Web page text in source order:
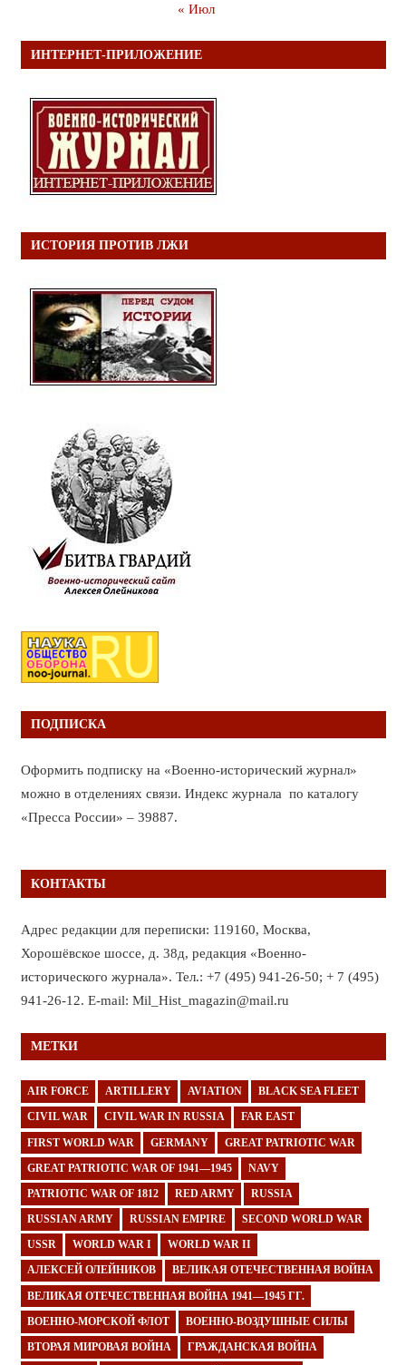
« Июл
ИНТЕРНЕТ-ПРИЛОЖЕНИЕ
ИСТОРИЯ ПРОТИВ ЛЖИ
ПОДПИСКА
Оформить подписку на «Военно-исторический журнал»
можно в отделениях связи. Индекс журнала по каталогу
«Пресса России» – 39887.
КОНТАКТЫ
Адрес редакции для переписки: 119160, Москва,
Хорошёвское шоссе, д. 38д, редакция «Военно-
исторического журнала». Тел.: +7 (495) 941-26-50; + 7 (495)
941-26-12. E-mail: Mil_Hist_magazin@mail.ru
МЕТКИ
AIR FORCE ARTILLERY AVIATION BLACK SEA FLEET
CIVIL WAR CIVIL WAR IN RUSSIA FAR EAST
FIRST WORLD WAR GERMANY GREAT PATRIOTIC WAR
GREAT PATRIOTIC WAR OF 1941—1945 NAVY
PATRIOTIC WAR OF 1812 RED ARMY RUSSIA
RUSSIAN ARMY RUSSIAN EMPIRE SECOND WORLD WAR
USSR WORLD WAR I WORLD WAR II
АЛЕКСЕЙ ОЛЕЙНИКОВ ВЕЛИКАЯ ОТЕЧЕСТВЕННАЯ ВОЙНА
ВЕЛИКАЯ ОТЕЧЕСТВЕННАЯ ВОЙНА 1941—1945 ГГ.
ВОЕННО-МОРСКОЙ ФЛОТ ВОЕННО-ВОЗДУШНЫЕ СИЛЫ
ВТОРАЯ МИРОВАЯ ВОЙНА ГРАЖДАНСКАЯ ВОЙНА